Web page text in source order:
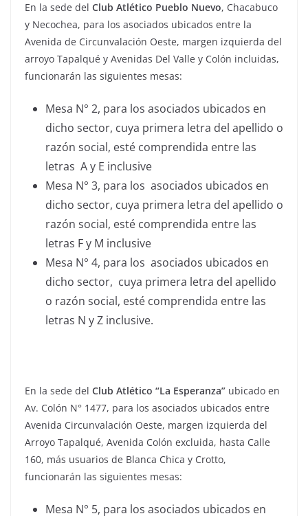
En la sede del Club Atlético Pueblo Nuevo, Chacabuco
y Necochea, para los asociados ubicados entre la
Avenida de Circunvalación Oeste, margen izquierda del
arroyo Tapalqué y Avenidas Del Valle y Colón incluidas,
funcionarán las siguientes mesas:
Mesa N° 2, para los asociados ubicados en
dicho sector, cuya primera letra del apellido o
razón social, esté comprendida entre las
letras A y E inclusive
Mesa N° 3, para los asociados ubicados en
dicho sector, cuya primera letra del apellido o
razón social, esté comprendida entre las
letras F y M inclusive
Mesa N° 4, para los asociados ubicados en
dicho sector, cuya primera letra del apellido
o razón social, esté comprendida entre las
letras N y Z inclusive.
En la sede del Club Atlético “La Esperanza” ubicado en
Av. Colón N° 1477, para los asociados ubicados entre
Avenida Circunvalación Oeste, margen izquierda del
Arroyo Tapalqué, Avenida Colón excluida, hasta Calle
160, más usuarios de Blanca Chica y Crotto,
funcionarán las siguientes mesas:
Mesa N° 5, para los asociados ubicados en